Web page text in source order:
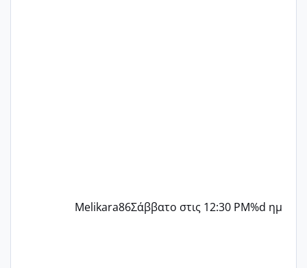
Melikara86Σάββατο στις 12:30 PM%d ημ